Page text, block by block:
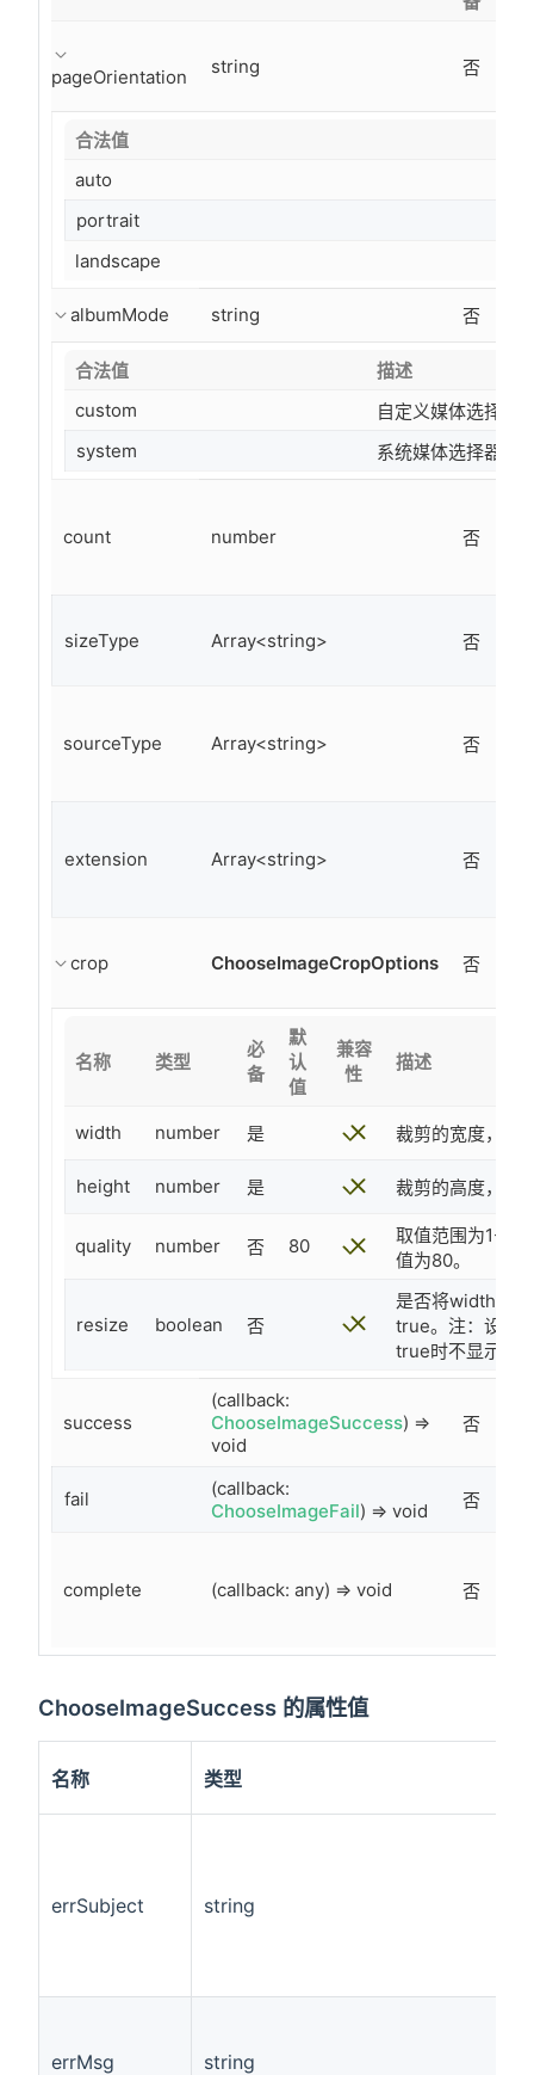
pageOrientation string 否
合法值
auto
portrait
landscape
albumMode string 否
合法值
描述
custom
自定义媒体选择器
system
系统媒体选择器
count number 否
sizeType Array<string> 否
sourceType Array<string> 否
extension Array<string> 否
crop ChooseImageCropOptions 否
名称 类型
必
备
默
认
值
兼容
性
描述
width number 是 裁剪的宽度，单
height number 是 裁剪的高度，单
quality number 否 80
取值范围为1-
值为80。
resize boolean 否
是否将width和
true。注：设置
true时不显示。
success
(callback:
ChooseImageSuccess) =>
void
否
fail
(callback:
ChooseImageFail) => void 否
complete (callback: any) => void 否
ChooseImageSuccess 的属性值
名称 类型
errSubject string
errMsg string